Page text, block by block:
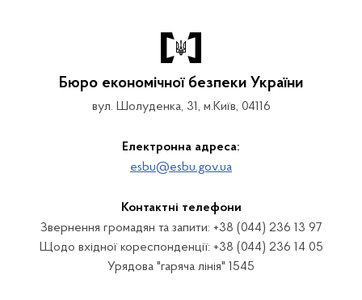
Бюро економічної безпеки України
вул. Шолуденка, 31, м.Київ, 04116
Електронна адреса:
esbu@esbu.gov.ua
Контактні телефони
Звернення громадян та запити: +38 (044) 236 13 97
Щодо вхідної кореспонденції: +38 (044) 236 14 05
Урядова "гаряча лінія" 1545